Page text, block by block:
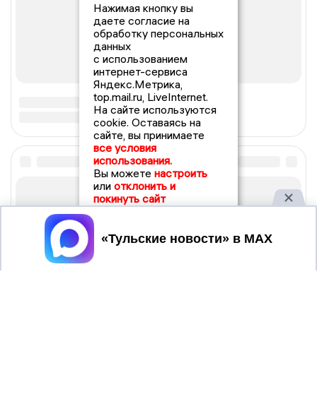
Нажимая кнопку вы
даете согласие на
обработку персональных
данных
с использованием
интернет-сервиса
Яндекс.Метрика,
top.mail.ru, LiveInternet.
На сайте используются
cookie. Оставаясь на
сайте, вы принимаете
все условия
использования.
Вы можете настроить
или отклонить и
покинуть сайт
Принять